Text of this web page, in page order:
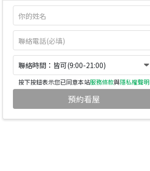
聯絡時間：皆可(9:00-21:00)
按下按鈕表示您已同意本站服務條款與隱私權聲明
預約看屋